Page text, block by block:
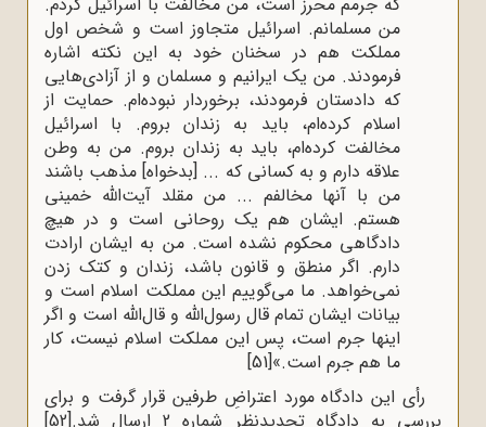
من مسلمانم. اسرائیل متجاوز است و شخص اول
مملکت هم در سخنان خود به این نکته اشاره
فرمودند. من یک ایرانیم و مسلمان و از آزادی‌هایی
که دادستان فرمودند، برخوردار نبوده‌ام. حمایت از
اسلام کرده‌ام، باید به زندان بروم. با اسرائیل
مخالفت کرده‌ام، باید به زندان بروم. من به وطن
علاقه دارم و به کسانی که ... [بدخواه] مذهب باشند
من با آنها مخالفم ... من مقلد آیت‌الله خمینی
هستم. ایشان هم یک روحانی است و در هیچ
دادگاهی محکوم نشده است. من به ایشان ارادت
دارم. اگر منطق و قانون باشد، زندان و کتک زدن
نمی‌خواهد. ما می‌گوییم این مملکت اسلام است و
بیانات ایشان تمام قال رسول‌الله و قال‌الله است و اگر
اینها جرم است، پس این مملکت اسلام نیست، کار
ما هم جرم است.»[51]
رأی این دادگاه مورد اعتراضِ طرفین قرار گرفت و برای
بررسی به دادگاه تجدیدنظر شماره 2 ارسال شد.
[52]